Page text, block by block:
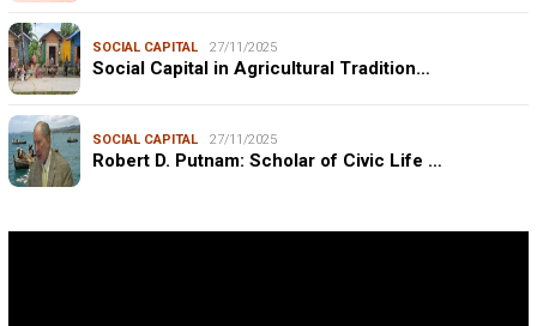
SOCIAL CAPITAL 27/11/2025
Social Capital in Agricultural Tradition…
SOCIAL CAPITAL 27/11/2025
Robert D. Putnam: Scholar of Civic Life …